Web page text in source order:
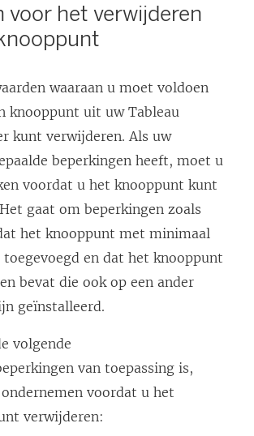
voor het verwijderen
waaraan u moet voldoen
knooppunt uit uw Tableau
kunt verwijderen. Als uw
beperkingen heeft, moet u
voordat u het knooppunt kunt
gaat om beperkingen zoals
het knooppunt met minimaal
toegevoegd en dat het knooppunt
bevat die ook op een ander
geïnstalleerd.
volgende
van toepassing is,
voordat u het
verwijderen: